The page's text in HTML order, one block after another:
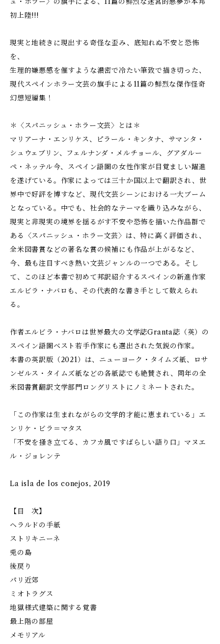
初上陸!!!
現実と地続きに現出する奇怪な歪み、底知れぬ不安と恐怖
を、
生理的嫌悪感を催すような濃密で冷たい筆致で描き切った、
現代スペインホラー文芸の旗手による11篇の鮮烈な傑作怪奇
幻想短編集！
＊〈スパニッシュ・ホラー文芸〉とは＊
マリアーナ・エンリケス、ピラール・キンタナ、サマンタ・
シュウェブリン、フェルナンダ・メルチョール、グアダルー
ペ・ネッテル――今、スペイン語圏の女性作家が目覚ましい躍進
を遂げている。作家によっては三十か国以上で翻訳され、世
界中で好評を博すなど、現代文芸シーンにおける一大ブーム
となっている。中でも、社会的なテーマを織り込みながら、
現実と非現実の境界を揺るがす不安や恐怖を描いた作品群で
ある〈スパニッシュ・ホラー文芸〉は、特に高く評価され、
全米図書賞などの著名な賞の候補にも作品が上がるなど、
今、最も注目すべき熱い文芸ジャンルの一つである。そし
て、このほど本書で初めて邦訳紹介するスペインの新進作家
エルビラ・ナバロも、その代表的な書き手として数えられ
る。
作者エルビラ・ナバロは世界最大の文学誌Granta誌（英）の
スペイン語圏ベスト若手作家にも選出された気鋭の作家。
本書の英訳版（2021）は、ニューヨーク・タイムズ紙、ロサ
ンゼルス・タイムズ紙などの各紙誌でも絶賛され、同年の全
米図書賞翻訳文学部門ロングリストにノミネートされた。
「この作家は生まれながらの文学的才能に恵まれている」エ
ンリケ・ビラ＝マタス
「不安を掻き立てる、カフカ風ですばらしい語り口」マヌエ
ル・ジョレンテ
La isla de los conejos, 2019
【目 次】
ヘラルドの手紙
ストリキニーネ
兎の島
後戻り
パリ近郊
ミオトラグス
地獄様式建築に関する覚書
最上階の部屋
メモリアル